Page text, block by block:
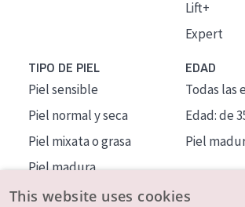
Lift+
Expert
TIPO DE PIEL
Piel sensible
Piel normal y seca
Piel mixata o grasa
Piel madura
Piel expuesta al sol
EDAD
Todas las
Edad: de
Piel
This website uses cookies